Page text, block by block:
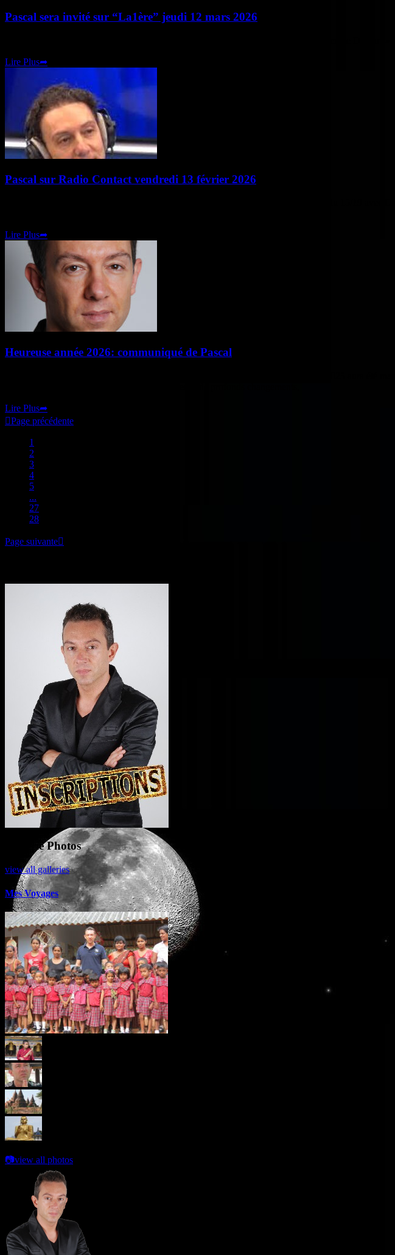
Pascal sera invité sur “La1ère” jeudi 12 mars 2026
Lire Plus➦
Pascal sur Radio Contact vendredi 13 février 2026
Lire Plus➦
Heureuse année 2026: communiqué de Pascal
Lire Plus➦
Page précédente
1
2
3
4
5
...
27
28
Page suivante
Gallerie Photos
view all galleries
Mes Voyages
📷view all photos